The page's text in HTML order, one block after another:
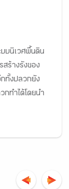
บนิเวศพื้นดิน
ร้างรังของ
ทั้งปลวกยัง
กทำได้โดยนำ